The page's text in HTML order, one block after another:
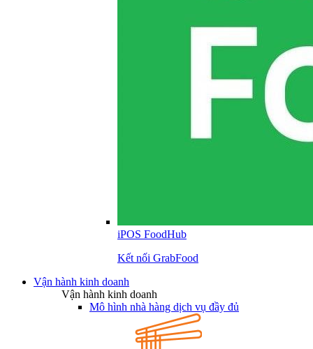
iPOS FoodHub
Kết nối GrabFood
Vận hành kinh doanh
Vận hành kinh doanh
Mô hình nhà hàng dịch vụ đầy đủ